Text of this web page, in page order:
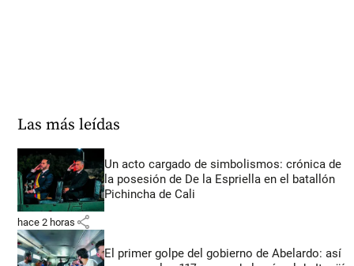
Las más leídas
Un acto cargado de simbolismos: crónica de
la posesión de De la Espriella en el batallón
Pichincha de Cali
hace 2 horas share
El primer golpe del gobierno de Abelardo: así